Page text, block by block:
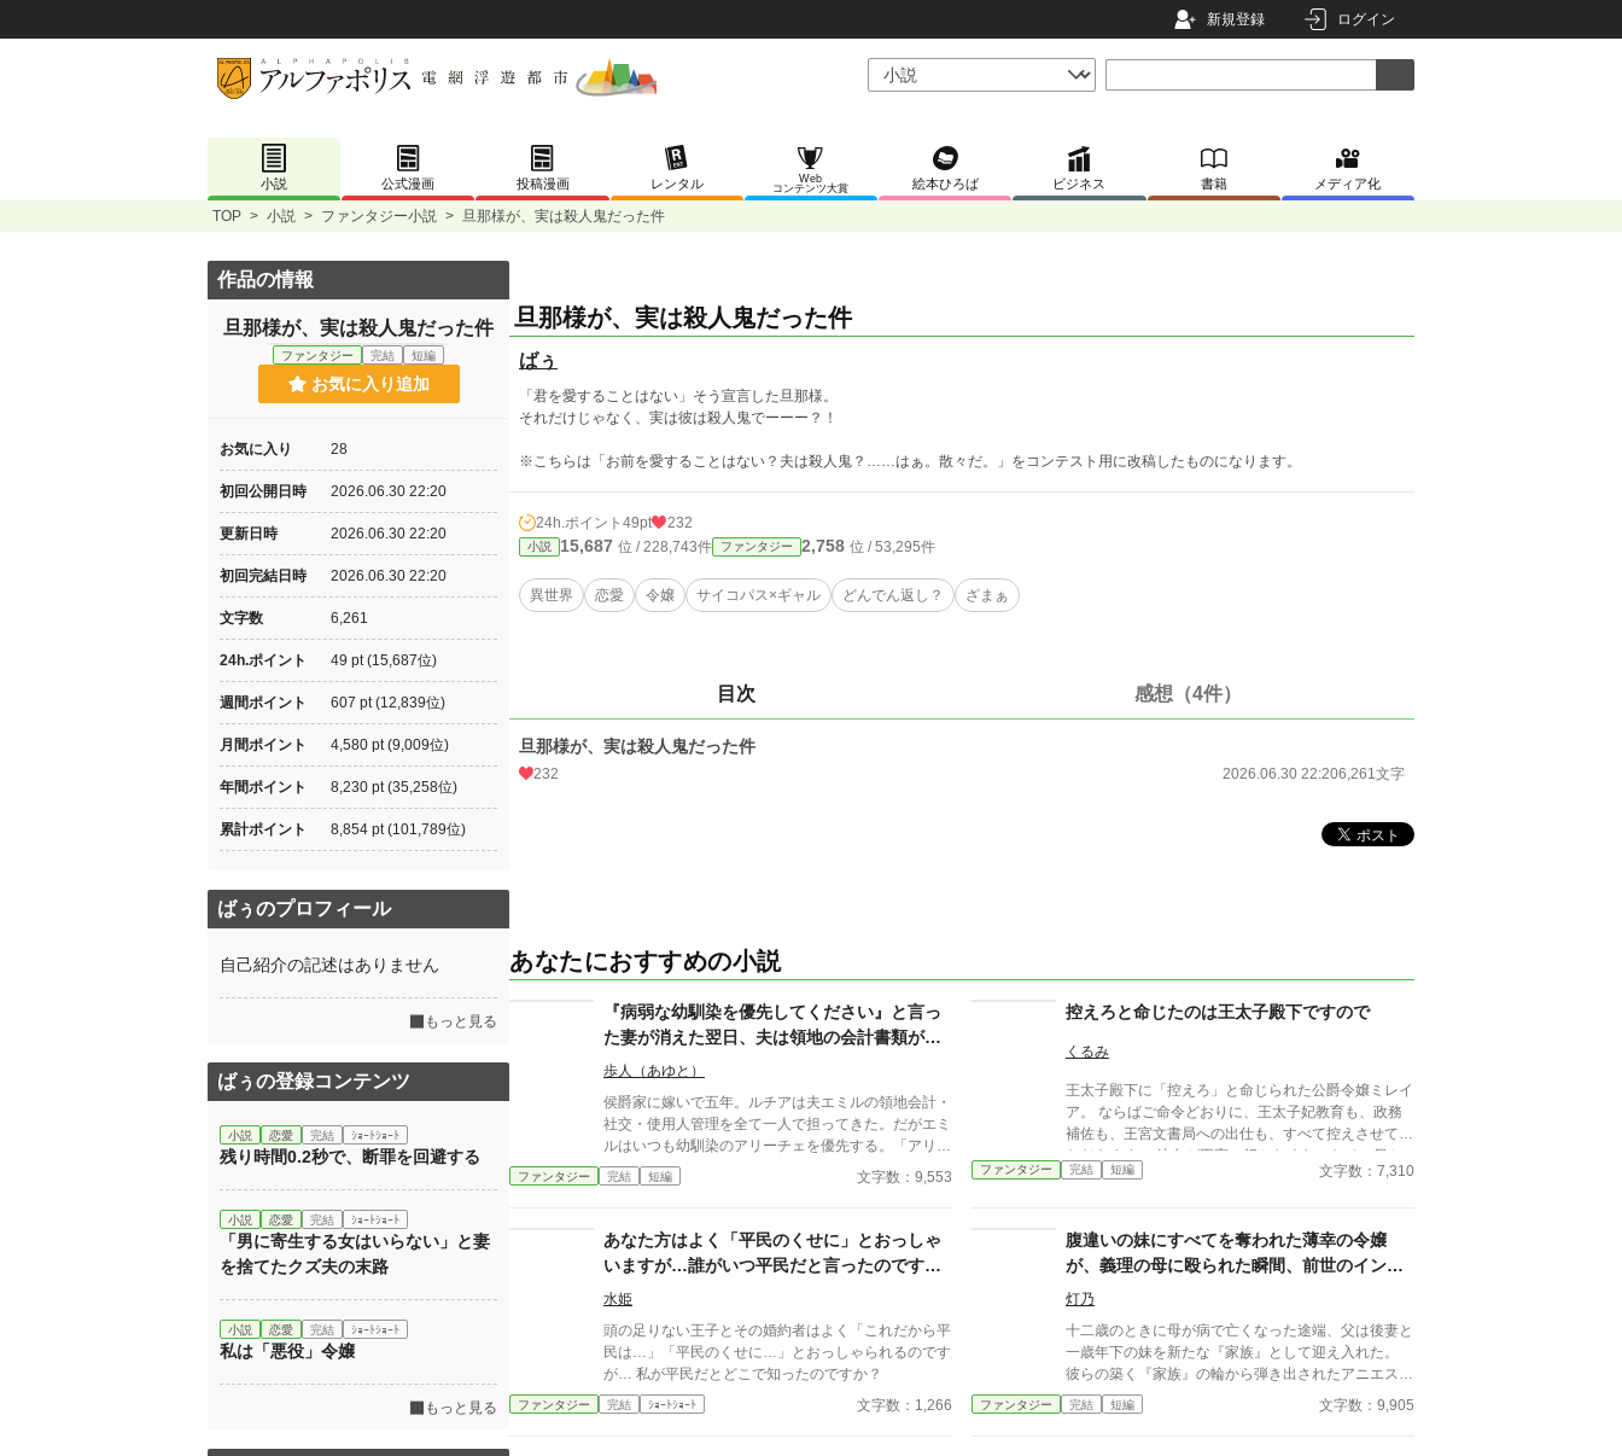
新規登録 ログイン
小説 公式漫画 投稿漫画 レンタル
Web
コンテンツ大賞
絵本ひろば ビジネス 書籍 メディア化
TOP > 小説 > ファンタジー小説 > 旦那様が、実は殺人鬼だった件
旦那様が、実は殺人鬼だった件
ばぅ
「君を愛することはない」そう宣言した旦那様。
それだけじゃなく、実は彼は殺人鬼でーーー？！
※こちらは「お前を愛することはない？夫は殺人鬼？……はぁ。散々だ。」をコンテスト用に改稿したものになります。
24h.ポイント 49pt 232
小説 15,687 位 / 228,743件 ファンタジー 2,758 位 / 53,295件
異世界 恋愛 令嬢 サイコパス×ギャル どんでん返し？ ざまぁ
目次 感想（4件）
旦那様が、実は殺人鬼だった件
232 2026.06.30 22:206,261文字
あなたにおすすめの小説
『病弱な幼馴染を優先してください』と言っ
た妻が消えた翌日、夫は領地の会計書類が全
て白紙になっていることに気づいた
歩人（あゆと）
侯爵家に嫁いで五年。ルチアは夫エミルの領地会計・
社交・使用人管理を全て一人で担ってきた。だがエミ
ルはいつも幼馴染のアリーチェを優先する。「アリー
チェは体が弱いんだ、お前とは違う」——その言葉を
百回聞いた日、ルチアは微笑んで離縁届に署名した。
に」。翌朝、エミルが目にしたのは——税務報告の締
切、領民からの陳情の山、そして紅茶の淹れ方すら知
らない自分。三ヶ月後、かつて「地味な妻」と呼ばれ
たルチアは、辺境伯の財務顧問として辣腕を振るって
いた。
ファンタジー 完結 短編 文字数：9,553
控えろと命じたのは王太子殿下ですので
くるみ
王太子殿下に「控えろ」と命じられた公爵令嬢ミレイ
ア。 ならばご命令どおりに、王太子妃教育も、政務
補佐も、王宮文書局への出仕も、すべて控えさせてい
ただきます。 彼女が王宮に行かなくなったその日か
ら、これまで隠れていた綻びが少しずつ表に出始め
ファンタジー 完結 短編 文字数：7,310
あなた方はよく「平民のくせに」とおっしゃ
いますが…誰がいつ平民だと言ったのです
か？
水姫
頭の足りない王子とその婚約者はよく「これだから平
民は…」「平民のくせに…」とおっしゃられるのです
が… 私が平民だとどこで知ったのですか？
ファンタジー 完結 ｼｮｰﾄｼｮｰﾄ 文字数：1,266
腹違いの妹にすべてを奪われた薄幸の令嬢
が、義理の母に殴られた瞬間、前世のインテ
リヤクザなおっさんがぶちギレた場合。
灯乃
十二歳のときに母が病で亡くなった途端、父は後妻と
一歳年下の妹を新たな『家族』として迎え入れた。
彼らの築く『家族』の輪から弾き出されたアニエス
は、ある日義母の私室に呼び出され――。 タイトル
通りのおっさんコメディーです。
ファンタジー 完結 短編 文字数：9,905
作品の情報
旦那様が、実は殺人鬼だった件
ファンタジー 完結 短編
お気に入り追加
お気に入り 28
初回公開日時 2026.06.30 22:20
更新日時 2026.06.30 22:20
初回完結日時 2026.06.30 22:20
文字数 6,261
24h.ポイント 49 pt (15,687位)
週間ポイント 607 pt (12,839位)
月間ポイント 4,580 pt (9,009位)
年間ポイント 8,230 pt (35,258位)
累計ポイント 8,854 pt (101,789位)
ばぅのプロフィール
自己紹介の記述はありません
もっと見る
ばぅの登録コンテンツ
小説 恋愛 完結 ｼｮｰﾄｼｮｰﾄ
残り時間0.2秒で、断罪を回避する
小説 恋愛 完結 ｼｮｰﾄｼｮｰﾄ
「男に寄生する女はいらない」と妻
を捨てたクズ夫の末路
小説 恋愛 完結 ｼｮｰﾄｼｮｰﾄ
私は「悪役」令嬢
もっと見る